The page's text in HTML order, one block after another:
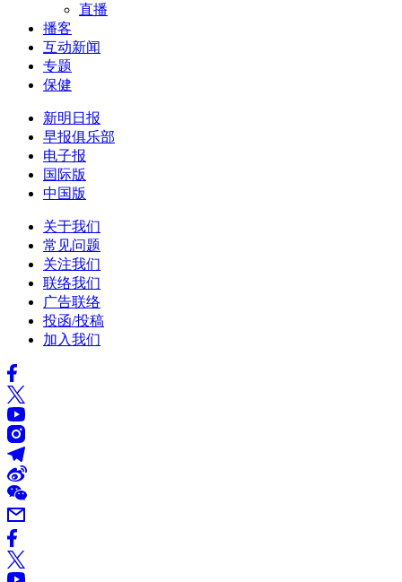
直播
播客
互动新闻
专题
保健
新明日报
早报俱乐部
电子报
国际版
中国版
关于我们
常见问题
关注我们
联络我们
广告联络
投函/投稿
加入我们